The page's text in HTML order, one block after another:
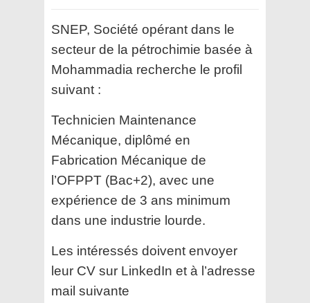
SNEP, Société opérant dans le
secteur de la pétrochimie basée à
Mohammadia recherche le profil
suivant :
Technicien Maintenance
Mécanique, diplômé en
Fabrication Mécanique de
l’OFPPT (Bac+2), avec une
expérience de 3 ans minimum
dans une industrie lourde.
Les intéressés doivent envoyer
leur CV sur LinkedIn et à l’adresse
mail suivante